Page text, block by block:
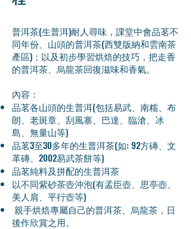
普洱茶(生普洱)耐人尋味，課堂中會品茗不
同年份、山頭的普洱茶(西雙版納和雲南茶
產區)；以及初步學習烘焙的技巧，把走香
的普洱茶、烏龍茶回復滋味和香氣。
內容：
品茗各山頭的生普洱(包括易武、南糯、布
朗、老斑章、刮風寨、巴達、臨滄、冰
島、無量山等)
品茗3至30多年的生普洱茶(如: 92方磚、文
革磚、2002易武茶餅等)
品茗純料及拼配的生普洱茶
以不同紫砂茶壺沖泡(有孟臣壺、思亭壺、
美人肩、平行壺等)
親手烘焙專屬自己的普洱茶、烏龍茶，日
後作欣賞之用。